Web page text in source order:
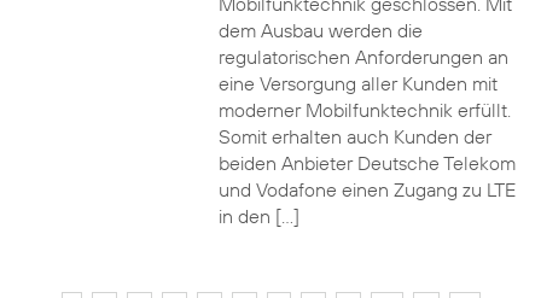
dem Ausbau werden die
regulatorischen Anforderungen an
eine Versorgung aller Kunden mit
moderner Mobilfunktechnik erfüllt.
Somit erhalten auch Kunden der
beiden Anbieter Deutsche Telekom
und Vodafone einen Zugang zu LTE
in den […]